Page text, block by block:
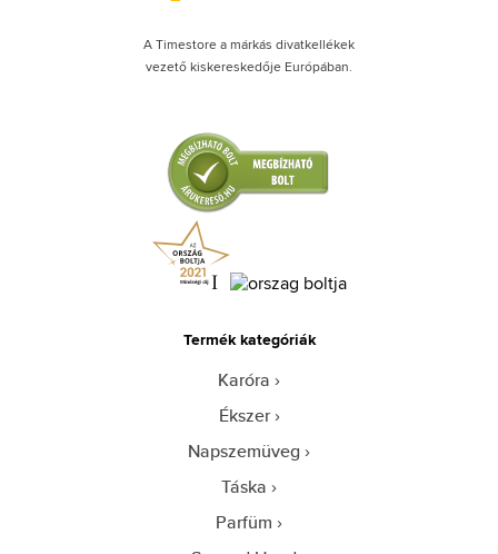
A Timestore a márkás divatkellékek
vezető kiskereskedője Európában.
Termék kategóriák
Karóra
Ékszer
Napszemüveg
Táska
Parfüm